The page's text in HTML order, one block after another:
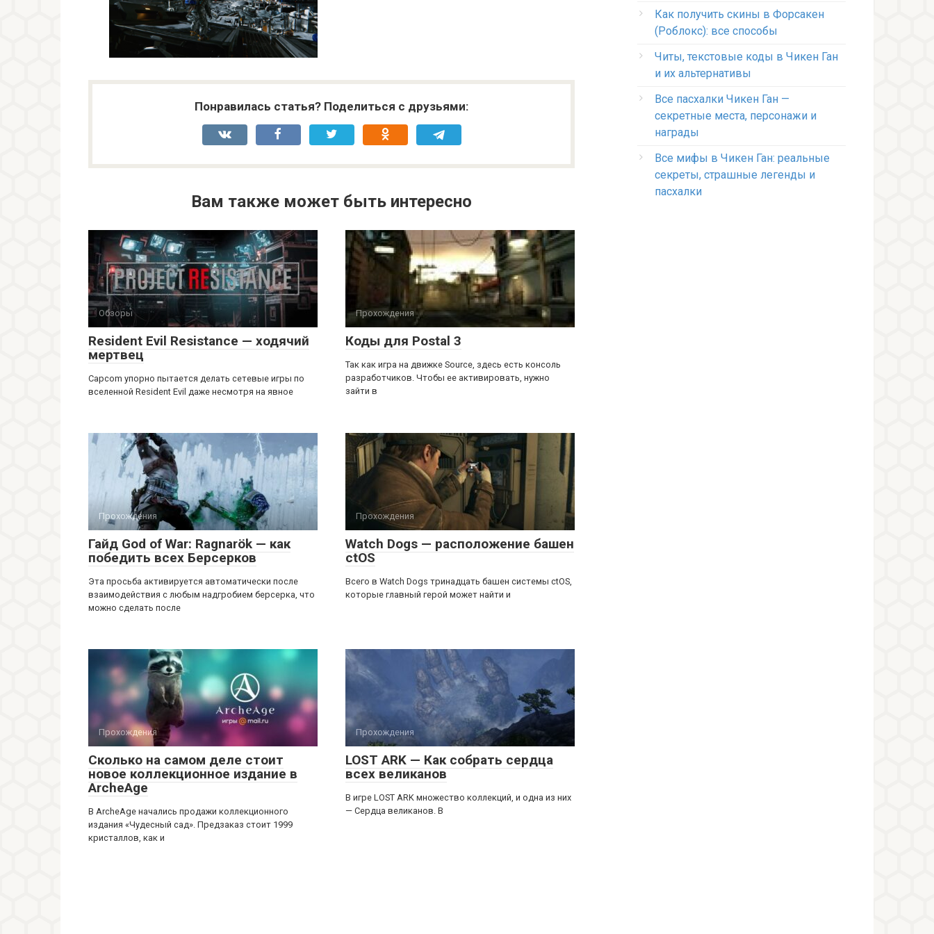
Понравилась статья? Поделиться с друзьями:
Вам также может быть интересно
Обзоры
Resident Evil Resistance — ходячий
мертвец
Capcom упорно пытается делать сетевые игры по
вселенной Resident Evil даже несмотря на явное
Прохождения
Коды для Postal 3
Так как игра на движке Source, здесь есть консоль
разработчиков. Чтобы ее активировать, нужно
зайти в
Прохождения
Гайд God of War: Ragnarök — как
победить всех Берсерков
Эта просьба активируется автоматически после
взаимодействия с любым надгробием берсерка, что
можно сделать после
Прохождения
Watch Dogs — расположение башен
ctOS
Всего в Watch Dogs тринадцать башен системы ctOS,
которые главный герой может найти и
Прохождения
Сколько на самом деле стоит
новое коллекционное издание в
ArcheAge
В ArcheAge начались продажи коллекционного
издания «Чудесный сад». Предзаказ стоит 1999
кристаллов, как и
Прохождения
LOST ARK — Как собрать сердца
всех великанов
В игре LOST ARK множество коллекций, и одна из них
— Сердца великанов. В
Как получить скины в Форсакен
(Роблокс): все способы
Читы, текстовые коды в Чикен Ган
и их альтернативы
Все пасхалки Чикен Ган —
секретные места, персонажи и
награды
Все мифы в Чикен Ган: реальные
секреты, страшные легенды и
пасхалки